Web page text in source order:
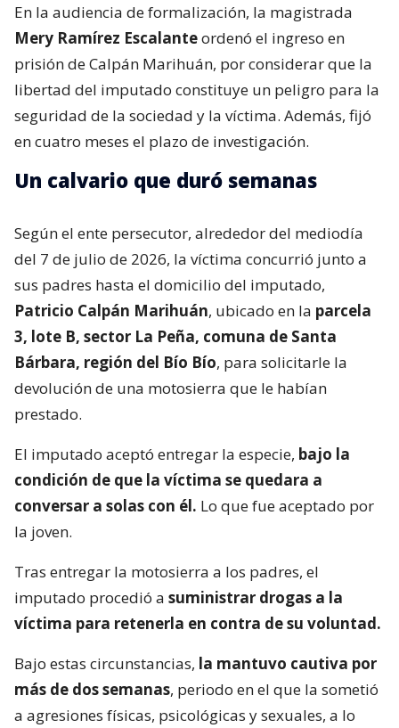
En la audiencia de formalización, la magistrada
Mery Ramírez Escalanteordenó el ingreso en
prisión de Calpán Marihuán, por considerar que la
libertad del imputado constituye un peligro para la
seguridad de la sociedad y la víctima. Además, fijó
en cuatro meses el plazo de investigación.
Un calvario que duró semanas
Según el ente persecutor, alrededor del mediodía
del 7 de julio de 2026, la víctima concurrió junto a
sus padres hasta el domicilio del imputado,
Patricio Calpán Marihuán, ubicado en la parcela
3, lote B, sector La Peña, comuna de Santa
Bárbara, región del Bío Bío, para solicitarle la
devolución de una motosierra que le habían
prestado.
El imputado aceptó entregar la especie, bajo la
condición de que la víctima se quedara a
conversar a solas con él. Lo que fue aceptado por
la joven.
Tras entregar la motosierra a los padres, el
imputado procedió a suministrar drogas a la
víctima para retenerla en contra de su voluntad.
Bajo estas circunstancias, la mantuvo cautiva por
más de dos semanas, periodo en el que la sometió
a agresiones físicas, psicológicas y sexuales, a lo